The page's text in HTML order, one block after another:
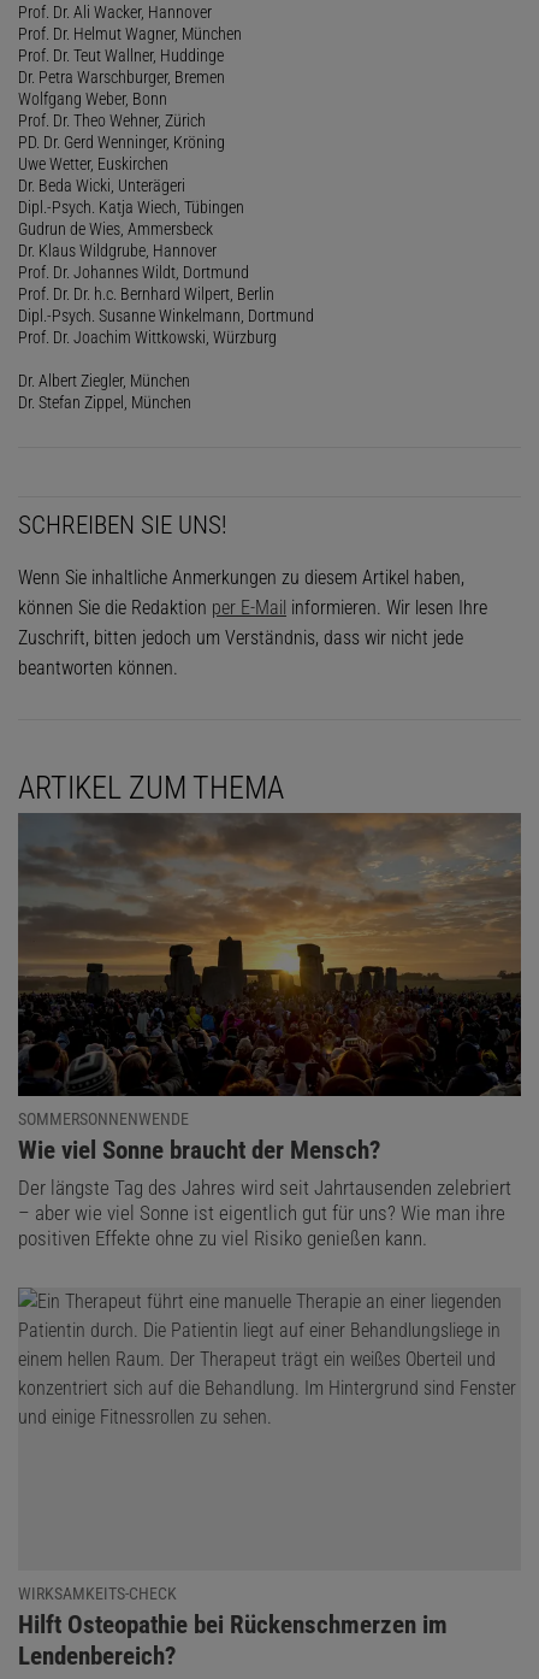
Prof. Dr. Ali Wacker, Hannover
Prof. Dr. Helmut Wagner, München
Prof. Dr. Teut Wallner, Huddinge
Dr. Petra Warschburger, Bremen
Wolfgang Weber, Bonn
Prof. Dr. Theo Wehner, Zürich
PD. Dr. Gerd Wenninger, Kröning
Uwe Wetter, Euskirchen
Dr. Beda Wicki, Unterägeri
Dipl.-Psych. Katja Wiech, Tübingen
Gudrun de Wies, Ammersbeck
Dr. Klaus Wildgrube, Hannover
Prof. Dr. Johannes Wildt, Dortmund
Prof. Dr. Dr. h.c. Bernhard Wilpert, Berlin
Dipl.-Psych. Susanne Winkelmann, Dortmund
Prof. Dr. Joachim Wittkowski, Würzburg
Dr. Albert Ziegler, München
Dr. Stefan Zippel, München
SCHREIBEN SIE UNS!
Wenn Sie inhaltliche Anmerkungen zu diesem Artikel haben,
können Sie die Redaktion per E-Mail informieren. Wir lesen Ihre
Zuschrift, bitten jedoch um Verständnis, dass wir nicht jede
beantworten können.
ARTIKEL ZUM THEMA
SOMMERSONNENWENDE
:
Wie viel Sonne braucht der Mensch?
Der längste Tag des Jahres wird seit Jahrtausenden zelebriert
– aber wie viel Sonne ist eigentlich gut für uns? Wie man ihre
positiven Effekte ohne zu viel Risiko genießen kann.
WIRKSAMKEITS-CHECK
:
Hilft Osteopathie bei Rückenschmerzen im
Lendenbereich?